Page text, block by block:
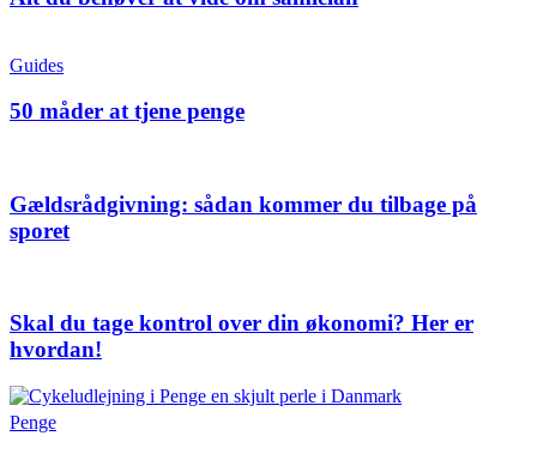
Guides
50 måder at tjene penge
Gældsrådgivning: sådan kommer du tilbage på
sporet
Skal du tage kontrol over din økonomi? Her er
hvordan!
Penge